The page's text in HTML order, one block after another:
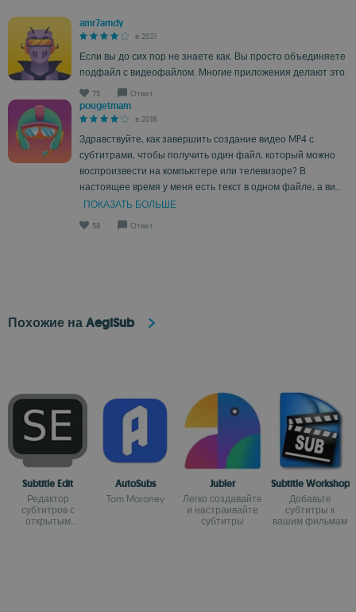
amr7amdy
в 2021
Если вы до сих пор не знаете как. Вы просто объединяете
подфайл с видеофайлом. Многие приложения делают это.
75 Ответ
pougetmam
в 2018
Здравствуйте, как завершить создание видео MP4 с
субтитрами, чтобы получить один файл, который можно
воспроизвести на компьютере или телевизоре? В
настоящее время у меня есть текст в одном файле, а ви...
ПОКАЗАТЬ БОЛЬШЕ
58 Ответ
Похожие на AegiSub
Subtitle Edit
Редактор
субтитров с
открытым
AutoSubs
Tom Moroney
Jubler
Легко создавайте
и настраивайте
субтитры
Subtitle Workshop
Добавьте
субтитры к
вашим фильмам